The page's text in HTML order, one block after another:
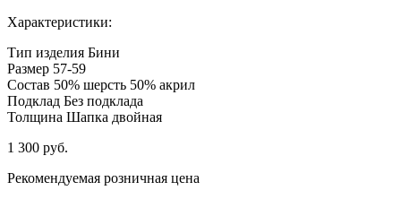
Характеристики:
Тип изделия Бини
Размер 57-59
Состав 50% шерсть 50% акрил
Подклад Без подклада
Толщина Шапка двойная
1 300 руб.
Рекомендуемая розничная цена